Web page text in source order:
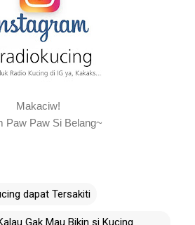
Makaciw!
Paw Paw Si Belang~
dapat Tersakiti
Gak Mau Bikin si Kucing